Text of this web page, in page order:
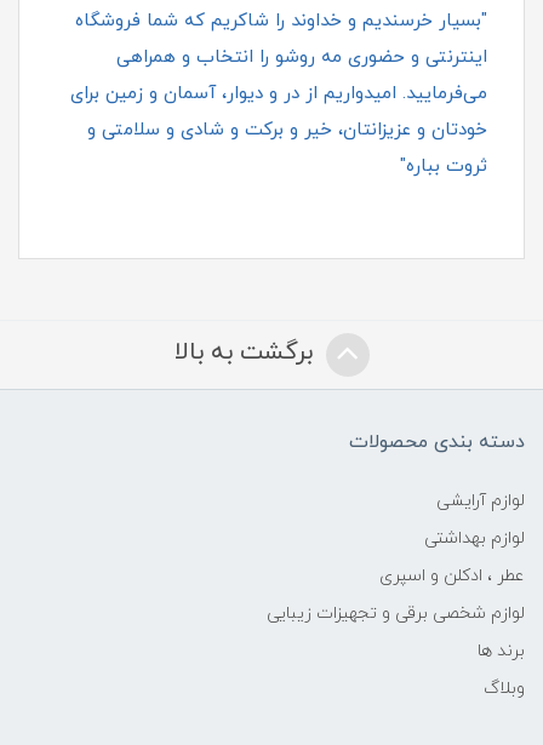
"بسیار خرسندیم و خداوند را شاکریم که شما فروشگاه
اینترنتی و حضوری مه روشو را انتخاب و همراهی
می‌فرمایید. امیدواریم از در و دیوار، آسمان و زمین برای
خودتان و عزیزانتان، خیر و برکت و شادی و سلامتی و
ثروت بباره"
برگشت به بالا
دسته بندی محصولات
لوازم آرایشی
لوازم بهداشتی
عطر ، ادکلن و اسپری
لوازم شخصی برقی و تجهیزات زیبایی
برند ها
وبلاگ